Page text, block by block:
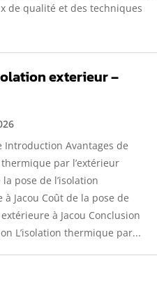
de qualité et des techniques
exterieur –
Introduction Avantages de
thermique par l’extérieur
la pose de l’isolation
à Jacou Coût de la pose de
extérieure à Jacou Conclusion
L’isolation thermique par...